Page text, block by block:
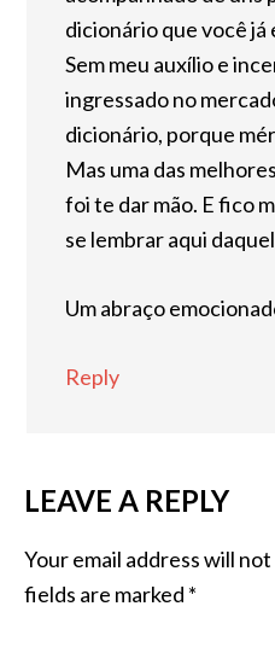
dicionário que você
Sem meu auxílio e
ingressado no
dicionário, porque
Mas uma das
foi te dar mão. E fico
se lembrar aqui
Um abraço
Reply
LEAVE A REPLY
Your email address will
fields are marked *